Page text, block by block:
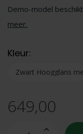
Demo-model
meer.
Kleur:
649,00